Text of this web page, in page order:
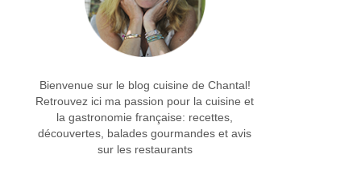
Bienvenue sur le blog cuisine de Chantal!
Retrouvez ici ma passion pour la cuisine et
la gastronomie française: recettes,
découvertes, balades gourmandes et avis
sur les restaurants